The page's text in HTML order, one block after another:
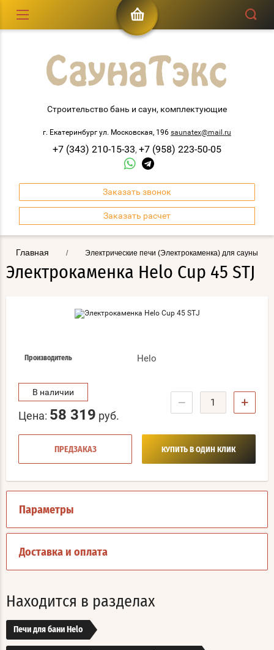
Строительство бань и саун, комплектующие
г. Екатеринбург ул. Московская, 196 saunatex@mail.ru
+7 (343) 210-15-33, +7 (958) 223-50-05
Заказать звонок
Заказать расчет
Главная / Электрические печи (Электрокаменка) для сауны
Электрокаменка Helo Cup 45 STJ
Производитель Helo
В наличии
Цена: 58 319 руб.
− +
ПРЕДЗАКАЗ КУПИТЬ В ОДИН КЛИК
Параметры
Доставка и оплата
Находится в разделах
Печи для бани Helo